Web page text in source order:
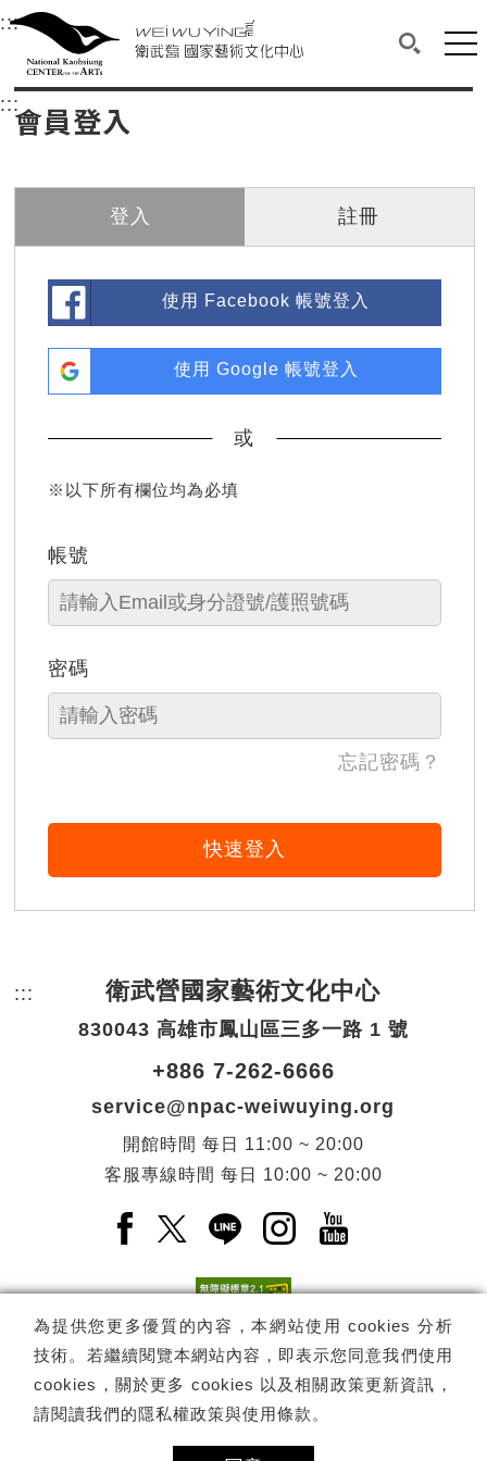
衛武營國家藝術文化中心
中央內容區塊，為本頁主要內容區。
:::選單連結區塊，此區塊列有本網站主要連結。
衛武營國家藝術文化中心
搜尋(開
網
::: 中央內容區塊，為本頁主要內容區。
會員登入
登入 註冊
使用 Facebook 帳號登入
使用 Google 帳號登入
或
※以下所有欄位均為必填
帳號
密碼
忘記密碼？
快速登入
為提供您更多優質的內容，本網站使用 cookies 分析
技術。若繼續閱覽本網站內容，即表示您同意我們使用
cookies，關於更多 cookies 以及相關政策更新資訊，
請閱讀我們的隱私權政策與使用條款 。
::: 頁尾網站資訊。
衛武營國家藝術文化中心
830043 高雄市鳳山區三多一路 1 號
+886 7-262-6666
service@npac-weiwuying.org
開館時間 每日
11:00 ~ 20:00
客服專線時間 每日 10:00 ~ 20:00
Facebook(另開新視窗)
X(另開新視窗)
LINE(另開新視窗)
Instagram(另開新視
YouTube(另開
電子報訂閱 訂閱
Copyright © 國家表演藝術中心 -衛武營國家藝術文化中心